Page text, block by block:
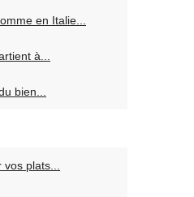
en Italie...
à...
bien...
plats...